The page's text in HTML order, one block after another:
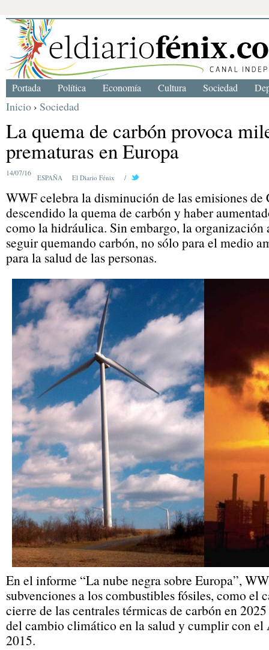
Inicio › Sociedad
La quema de carbón provoca
prematuras en Europa
14/07/16
ESPAÑA El Diario Fénix /
WWF celebra la disminución de las emisiones
descendido la quema de carbón y haber
como la hidráulica. Sin embargo, la
seguir quemando carbón, no sólo para el medio
para la salud de las personas.
En el informe “La nube negra sobre Europa”,
subvenciones a los combustibles fósiles, como el
cierre de las centrales térmicas de carbón en
del cambio climático en la salud y cumplir con el
2015.
Portada Política Economía Cultura Sociedad